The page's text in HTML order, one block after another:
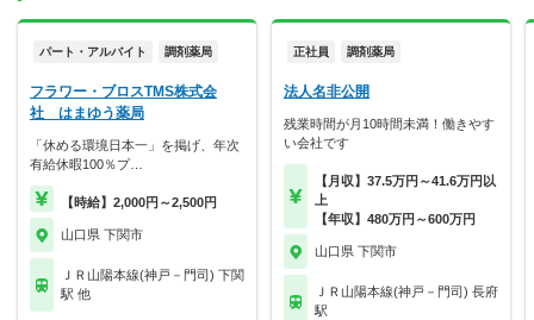
パート・アルバイト 調剤薬局
フラワー・ブロスTMS株式会
社 はまゆう薬局
「休める環境日本一」を掲げ、年次
有給休暇100％プ…
【時給】2,000円～2,500円
山口県 下関市
ＪＲ山陽本線(神戸－門司) 下関
駅 他
正社員 調剤薬局
法人名非公開
残業時間が月10時間未満！働きやす
い会社です
【月収】37.5万円～41.6万円以
上
【年収】480万円～600万円
山口県 下関市
ＪＲ山陽本線(神戸－門司) 長府
駅